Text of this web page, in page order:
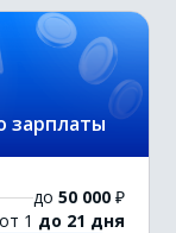
зарплаты
до 50 000 ₽
от 1 до 21 дня